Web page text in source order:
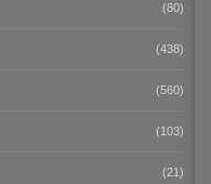
(80)
(438)
(560)
(103)
(21)